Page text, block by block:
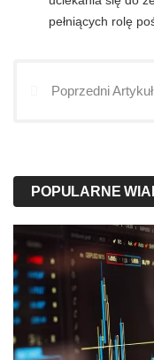
pełniących rolę
Poprzedni Artykuł
POPULARNE